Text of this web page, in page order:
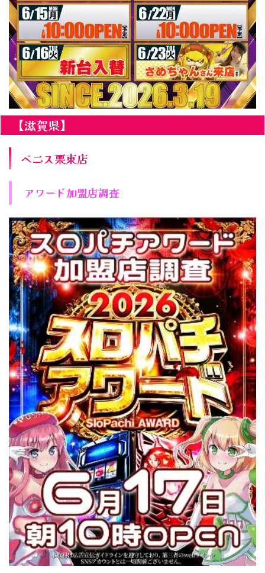
【滋賀県】
ベニス栗東店
アワード加盟店調査